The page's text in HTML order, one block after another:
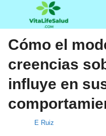
Cómo el
creencias
influye en
E Ruiz